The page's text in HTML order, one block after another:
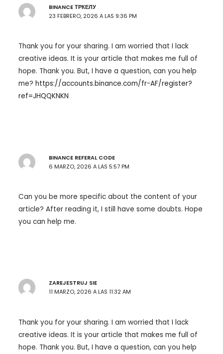
BINANCE ТРКЕЛУ
23 FEBRERO, 2026 A LAS 9:36 PM
Thank you for your sharing. I am worried that I lack
creative ideas. It is your article that makes me full of
hope. Thank you. But, I have a question, can you help
me? https://accounts.binance.com/fr-AF/register?
ref=JHQQKNKN
BINANCE REFERAL CODE
6 MARZO, 2026 A LAS 5:57 PM
Can you be more specific about the content of your
article? After reading it, I still have some doubts. Hope
you can help me.
ZAREJESTRUJ SIE
11 MARZO, 2026 A LAS 11:32 AM
Thank you for your sharing. I am worried that I lack
creative ideas. It is your article that makes me full of
hope. Thank you. But, I have a question, can you help